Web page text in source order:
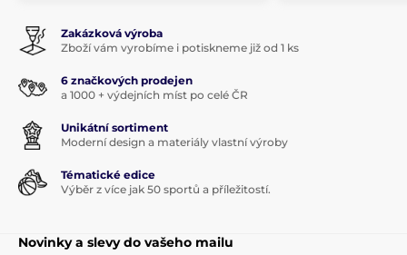
Zakázková výroba
Zboží vám vyrobíme i potiskneme již od 1 ks
6 značkových prodejen
a 1000 + výdejních míst po celé ČR
Unikátní sortiment
Moderní design a materiály vlastní výroby
Tématické edice
Výběr z více jak 50 sportů a příležitostí.
Novinky a slevy do vašeho mailu